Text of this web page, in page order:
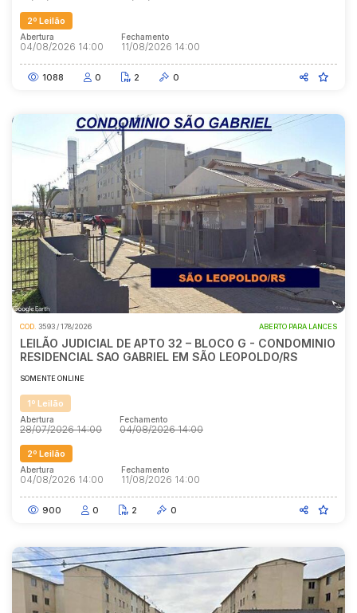
2º Leilão
Abertura
04/08/2026 14:00
Fechamento
11/08/2026 14:00
1088 0 2 0
COD. 3593 / 178/2026 ABERTO PARA LANCES
LEILÃO JUDICIAL DE APTO 32 – BLOCO G - CONDOMINIO
RESIDENCIAL SAO GABRIEL EM SÃO LEOPOLDO/RS
SOMENTE ONLINE
1º Leilão
Abertura
28/07/2026 14:00
Fechamento
04/08/2026 14:00
2º Leilão
Abertura
04/08/2026 14:00
Fechamento
11/08/2026 14:00
900 0 2 0